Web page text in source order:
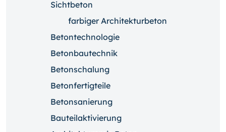
Sichtbeton
farbiger Architekturbeton
Betontechnologie
Betonbautechnik
Betonschalung
Betonfertigteile
Betonsanierung
Bauteilaktivierung